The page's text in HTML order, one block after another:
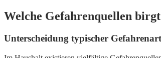
Welche Gefahrenquellen
Unterscheidung typischer